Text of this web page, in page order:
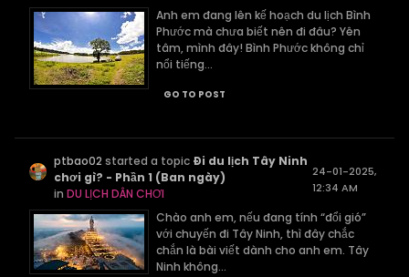
Anh em đang lên kế hoạch du lịch Bình
Phước mà chưa biết nên đi đâu? Yên
tâm, mình đây! Bình Phước không chỉ
nổi tiếng...
GO TO POST
ptbao02 started a topic Đi du lịch Tây Ninh
chơi gì? - Phần 1 (Ban ngày)
inDU LỊCH DÂN CHƠI
24-01-2025,
12:34 AM
Chào anh em, nếu đang tính “đổi gió”
với chuyến đi Tây Ninh, thì đây chắc
chắn là bài viết dành cho anh em. Tây
Ninh không...